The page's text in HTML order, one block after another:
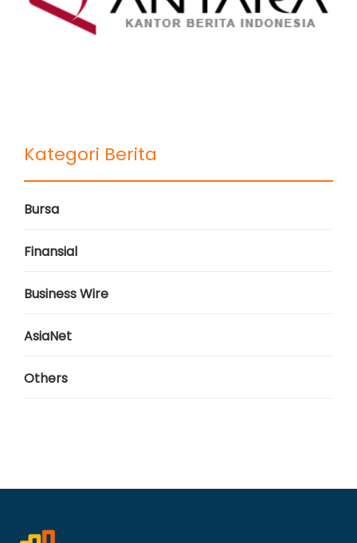
Kategori Berita
Bursa
Finansial
Business Wire
AsiaNet
Others